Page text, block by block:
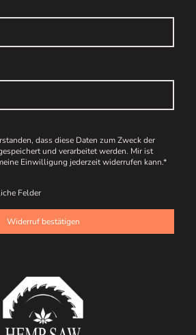
dass diese Daten zum Zweck der
und verarbeitet werden. Mir ist
Einwilligung jederzeit widerrufen kann.*
Felder
Widerruf bestätigen